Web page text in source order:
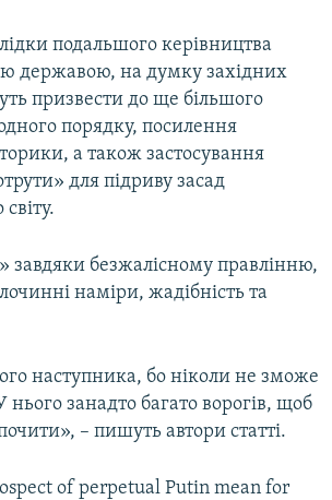
подальшого керівництва
державою, на думку західних
призвести до ще більшого
порядку, посилення
а також застосування
для підриву засад
завдяки безжалісному правлінню,
наміри, жадібність та
наступника, бо ніколи не зможе
нього занадто багато ворогів, щоб
– пишуть автори статті.
of perpetual Putin mean for